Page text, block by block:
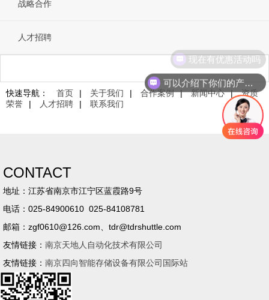
战略合作
人才招聘
快速导航： 首页 | 关于我们 | 合作案例 | 新闻中心 |
资质
荣誉
| 人才招聘 | 联系我们
CONTACT
地址：江苏省南京市江宁区蓝霞路9号
电话：025-84900610 025-84108781
邮箱：zgf0610@126.com、tdr@tdrshuttle.com
友情链接： 南京天地人自动化技术有限公司
友情链接： 南京四向智能存储设备有限公司国际站
可以介绍下你们的产品么
现在有优惠活动吗